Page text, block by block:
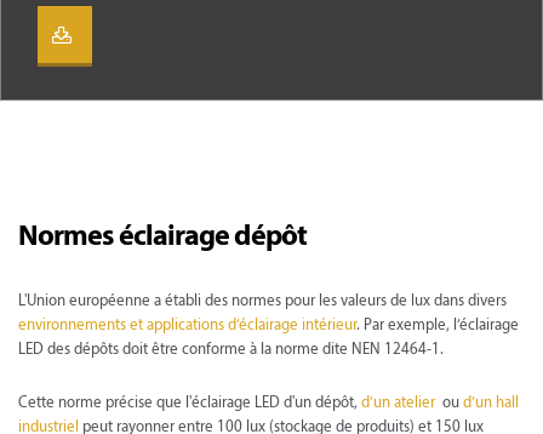
Normes éclairage dépôt
L'Union européenne a établi des normes pour les valeurs de lux dans divers
environnements et applications d’éclairage intérieur. Par exemple, l’éclairage
LED des dépôts doit être conforme à la norme dite NEN 12464-1.
Cette norme précise que l'éclairage LED d'un dépôt, d’un atelier ou d’un hall
industriel
peut rayonner entre 100 lux (stockage de produits) et 150 lux